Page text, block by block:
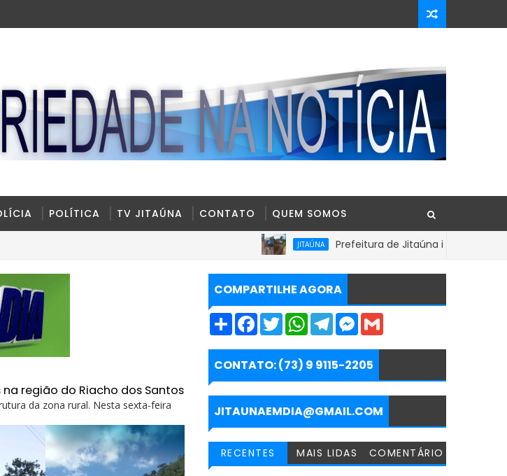
POLÍTICA TV JITAÚNA CONTATO QUEM SOMOS
JITAÚNA Prefeitura de Jitaúna intensifica recuperação
região do Riacho dos Santos
da zona rural. Nesta sexta-feira
COMPARTILHE AGORA
S
r
e
F
e
b
o
k
T
w
t
t
e
r
W
t
s
p
p
T
e
g
a
m
M
s
e
g
e
r
i
CONTATO: (73) 9 9115-2205
JITAUNAEMDIA@GMAIL.COM
RECENTES MAIS LIDAS COMENTÁRIO